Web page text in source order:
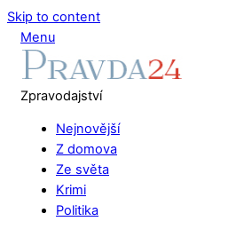
Skip to content
Menu
Zpravodajství
Nejnovější
Z domova
Ze světa
Krimi
Politika